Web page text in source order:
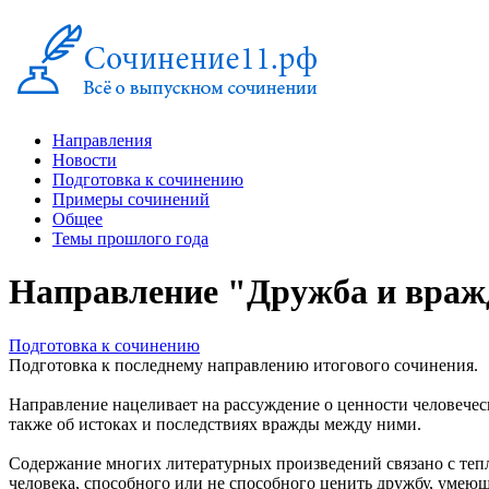
Направления
Новости
Подготовка к сочинению
Примеры сочинений
Общее
Темы прошлого года
Направление "Дружба и
Подготовка к сочинению
Подготовка к последнему направлению итогового сочинения.
Направление нацеливает на рассуждение о ценности
также об истоках и последствиях вражды между ними.
Содержание многих литературных произведений связано с
человека, способного или не способного ценить дружбу,